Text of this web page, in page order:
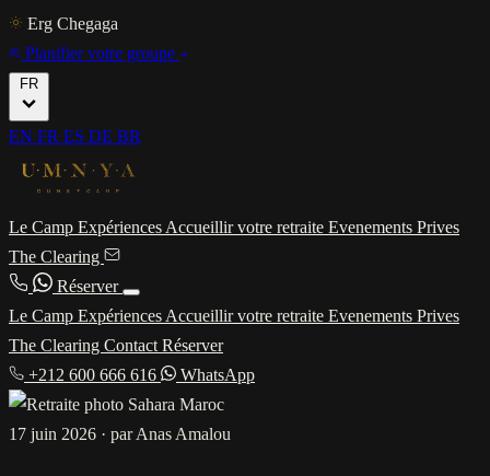
Erg Chegaga
Planifier votre groupe
FR
EN FR ES DE BR
Le Camp Expériences Accueillir votre retraite Evenements Prives
The Clearing
Réserver
Le Camp Expériences Accueillir votre retraite Evenements Prives
The Clearing Contact Réserver
+212 600 666 616
WhatsApp
17 juin 2026 · par Anas Amalou